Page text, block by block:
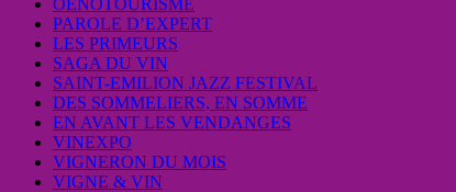
OENOTOURISME
PAROLE D’EXPERT
LES PRIMEURS
SAGA DU VIN
SAINT-EMILION JAZZ FESTIVAL
DES SOMMELIERS, EN SOMME
EN AVANT LES VENDANGES
VINEXPO
VIGNERON DU MOIS
VIGNE & VIN